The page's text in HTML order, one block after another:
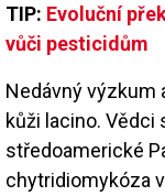
TIP: Evoluční
vůči pesticidům
Nedávný výzkum
kůži lacino. Vědci
středoamerické
chytridiomykóza